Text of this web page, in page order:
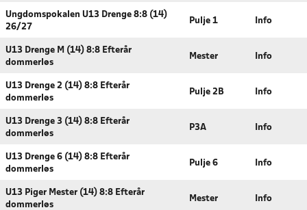
Ungdomspokalen U13 Drenge 8:8 (14)
26/27
Pulje 1 Info
U13 Drenge M (14) 8:8 Efterår
dommerløs
Mester Info
U13 Drenge 2 (14) 8:8 Efterår
dommerløs
Pulje 2B Info
U13 Drenge 3 (14) 8:8 Efterår
dommerløs
P3A Info
U13 Drenge 6 (14) 8:8 Efterår
dommerløs
Pulje 6 Info
U13 Piger Mester (14) 8:8 Efterår
dommerløs
Mester Info